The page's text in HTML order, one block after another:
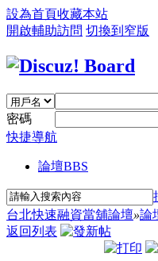
設為首頁收藏本站
開啟輔助訪問 切換到窄版
密碼
快捷導航
論壇BBS
台北快速融資當舖論壇»論
返回列表